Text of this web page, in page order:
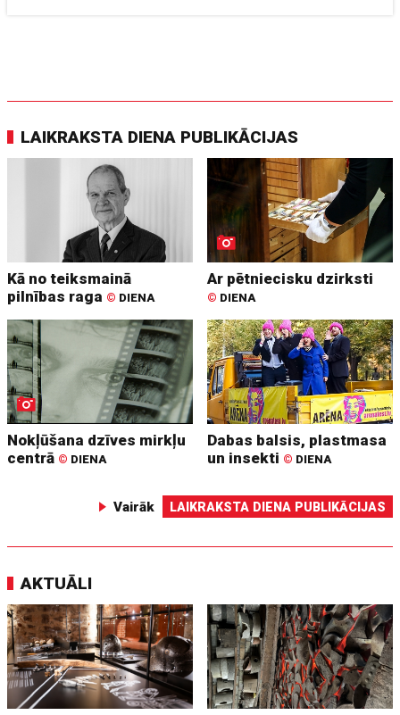
LAIKRAKSTA DIENA PUBLIKĀCIJAS
Kā no teiksmainā
pilnības raga © DIENA
Ar pētniecisku dzirksti
© DIENA
Nokļūšana dzīves mirkļu
centrā © DIENA
Dabas balsis, plastmasa
un insekti © DIENA
Vairāk LAIKRAKSTA DIENA PUBLIKĀCIJAS
AKTUĀLI